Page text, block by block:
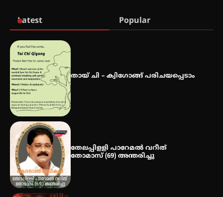
Latest Popular
തായ് ചി – ക്വിഗോങ്ങ് പരിചയപ്പെടാം
തേലപ്പിളളി പാറേമൽ വറീത്
തോമാസ് (69) അന്തരിച്ചു